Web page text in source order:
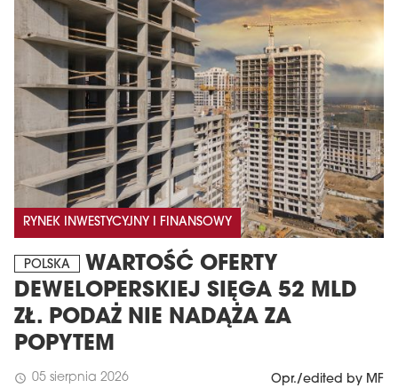
RYNEK INWESTYCYJNY I FINANSOWY
POLSKA
WARTOŚĆ OFERTY
DEWELOPERSKIEJ SIĘGA 52 MLD
ZŁ. PODAŻ NIE NADĄŻA ZA
POPYTEM
schedule 05 sierpnia 2026 Opr./edited by MF